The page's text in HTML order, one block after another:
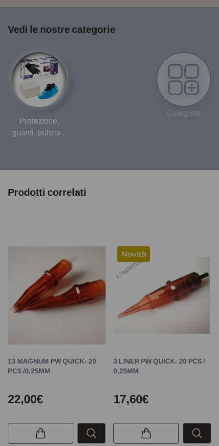
Vedi le nostre categorie
Protezione,
guanti, pulizia ..
Categorie
Prodotti correlati
13 MAGNUM PW QUICK- 20
PCS /0,25MM
22,00€
Novità
3 LINER PW QUICK- 20 PCS /
0,25MM
17,60€